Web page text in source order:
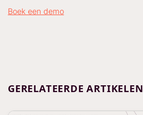
Boek een demo
GERELATEERDE ARTIKELEN